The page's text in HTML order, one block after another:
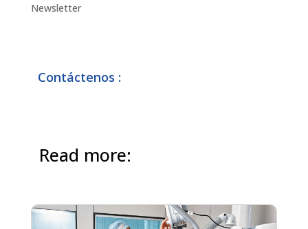
Newsletter
Contáctenos :
Read more: